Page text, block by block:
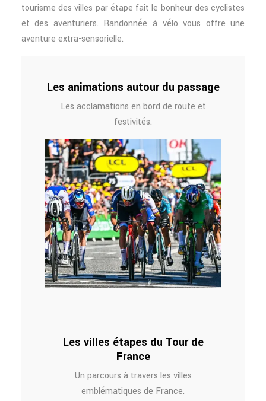
tourisme des villes par étape fait le bonheur des cyclistes
et des aventuriers. Randonnée à vélo vous offre une
aventure extra-sensorielle.
Les animations autour du passage
Les acclamations en bord de route et
festivités.
Les villes étapes du Tour de
France
Un parcours à travers les villes
emblématiques de France.